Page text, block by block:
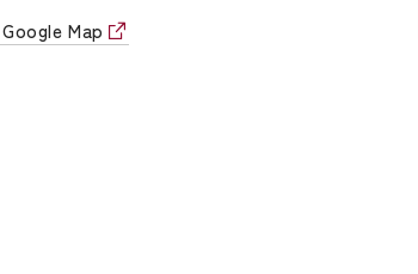
Google Map